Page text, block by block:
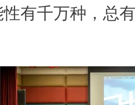
有千万种，总